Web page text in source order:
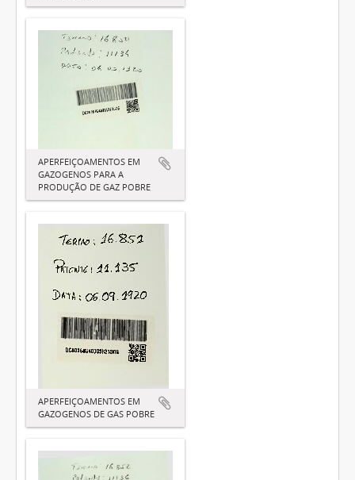
APERFEIÇOAMENTOS EM
GAZOGENOS PARA A
PRODUÇÃO DE GAZ POBRE
APERFEIÇOAMENTOS EM
GAZOGENOS DE GAS POBRE